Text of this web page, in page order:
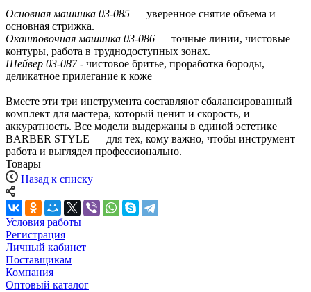
Основная машинка 03-085 — уверенное снятие объема и
основная стрижка.
Окантовочная машинка 03-086 — точные линии, чистовые
контуры, работа в труднодоступных зонах.
Шейвер 03-087- чистовое бритье, проработка бороды,
деликатное прилегание к коже
Вместе эти три инструмента составляют сбалансированный
комплект для мастера, который ценит и скорость, и
аккуратность. Все модели выдержаны в единой эстетике
BARBER STYLE — для тех, кому важно, чтобы инструмент
работа и выглядел профессионально.
Товары
Назад к списку
Условия работы
Регистрация
Личный кабинет
Поставщикам
Компания
Оптовый каталог